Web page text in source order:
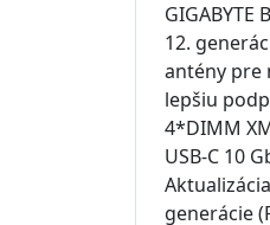
12.
antény pre
lepšiu
4*DIMM
USB-C 10
generácie